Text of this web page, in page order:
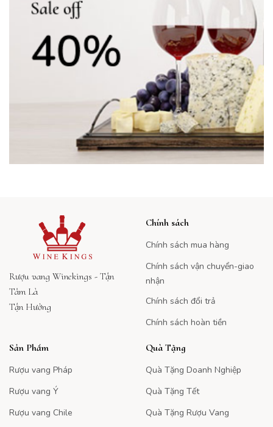
Rượu vang Winekings - Tận
Tâm Là
Tận Hưởng
Chính sách
Chính sách mua hàng
Chính sách vận chuyển-giao
nhận
Chính sách đổi trả
Chính sách hoàn tiền
Sản Phẩm
Rượu vang Pháp
Rượu vang Ý
Rượu vang Chile
Quà Tặng
Quà Tặng Doanh Nghiệp
Quà Tặng Tết
Quà Tặng Rượu Vang